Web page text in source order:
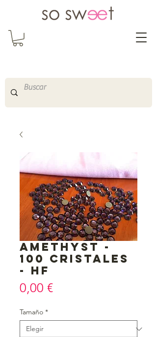
Amethyst -
100 cristales
- HF
0,00 €Precio
Tamaño *